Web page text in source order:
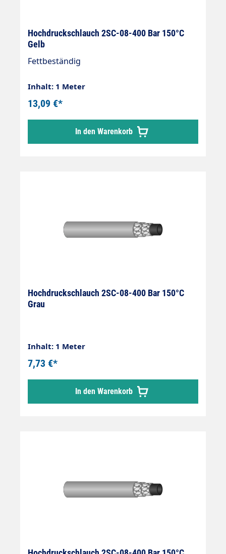
Hochdruckschlauch 2SC-08-400 Bar 150°C
Gelb
Fettbeständig
Inhalt: 1 Meter
13,09 €*
In den Warenkorb
Hochdruckschlauch 2SC-08-400 Bar 150°C
Grau
Inhalt: 1 Meter
7,73 €*
In den Warenkorb